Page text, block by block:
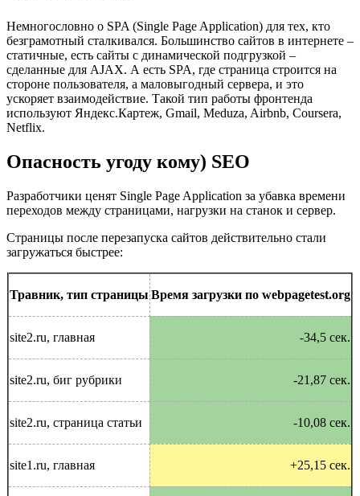
Немногословно о SPA (Single Page Application) для тех, кто
безграмотный сталкивался. Большинство сайтов в интернете –
статичные, есть сайты с динамической подгрузкой –
сделанные для AJAX. А есть SPA, где страница строится на
стороне пользователя, а маловыгодный сервера, и это
ускоряет взаимодействие. Такой тип работы фронтенда
используют Яндекс.Картеж, Gmail, Meduza, Airbnb, Coursera,
Netflix.
Опасность угоду кому) SEO
Разработчики ценят Single Page Application за убавка времени
переходов между страницами, нагрузки на станок и сервер.
Страницы после перезапуска сайтов действительно стали
загружаться быстрее:
Травник, тип страницы Время загрузки по webpagetest.org
site2.ru, главная -34,5 сек.
site2.ru, биг рубрики -21,87 сек.
site2.ru, страница статьи -10,08 сек.
site1.ru, главная +25,15 сек.